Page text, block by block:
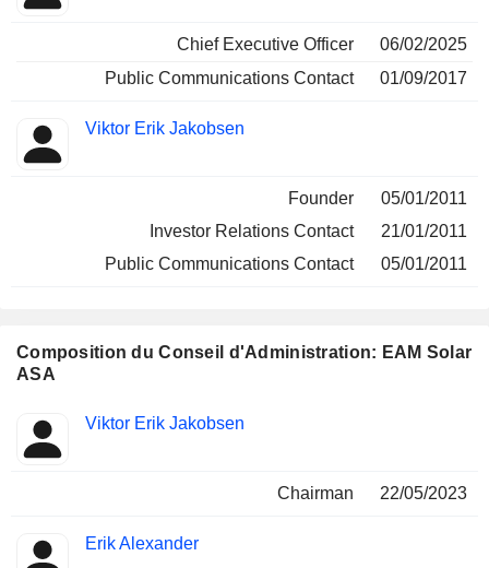
Chief Executive Officer
06/02/2025
Public Communications Contact
01/09/2017
Viktor Erik Jakobsen
Founder
05/01/2011
Investor Relations Contact
21/01/2011
Public Communications Contact
05/01/2011
Composition du Conseil d'Administration: EAM Solar
ASA
Administrateur Comités
Viktor Erik Jakobsen
Chairman 22/05/2023
Erik Alexander